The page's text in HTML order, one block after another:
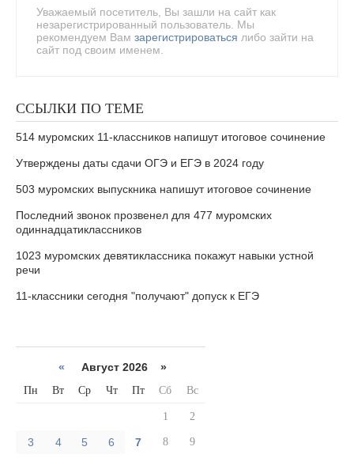
Уважаемый посетитель, Вы зашли на сайт как
незарегистрированный пользователь. Мы
рекомендуем Вам зарегистрироваться либо зайти на
сайт под своим именем.
ССЫЛКИ ПО ТЕМЕ
514 муромских 11-классников напишут итоговое сочинение
Утверждены даты сдачи ОГЭ и ЕГЭ в 2024 году
503 муромских выпускника напишут итоговое сочинение
Последний звонок прозвенел для 477 муромских
одиннадцатиклассников
1023 муромских девятиклассника покажут навыки устной
речи
11-классники сегодня "получают" допуск к ЕГЭ
« Август 2026 »
Пн Вт Ср Чт Пт Сб Вс
1 2
3 4 5 6 7 8 9